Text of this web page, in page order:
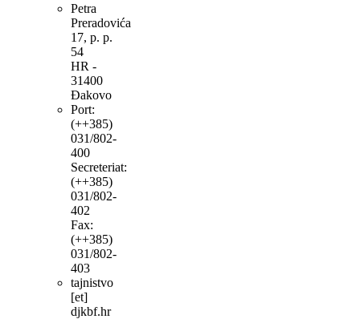
Petra
Preradovića
17, p. p.
54
HR -
31400
Đakovo
Port:
(++385)
031/802-
400
Secreteriat:
(++385)
031/802-
402
Fax:
(++385)
031/802-
403
tajnistvo
[et]
djkbf.hr